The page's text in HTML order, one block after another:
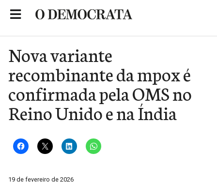
Nova variante
recombinante da mpox é
confirmada pela OMS no
Reino Unido e na Índia
19 de fevereiro de 2026